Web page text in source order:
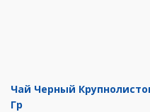
Чай Черный
Гр